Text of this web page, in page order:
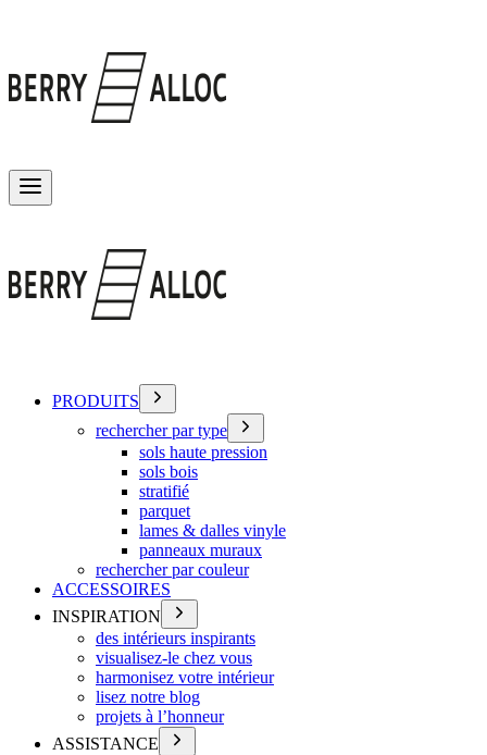
PRODUITS
rechercher par type
sols haute pression
sols bois
stratifié
parquet
lames & dalles vinyle
panneaux muraux
rechercher par couleur
ACCESSOIRES
INSPIRATION
des intérieurs inspirants
visualisez-le chez vous
harmonisez votre intérieur
lisez notre blog
projets à l’honneur
ASSISTANCE